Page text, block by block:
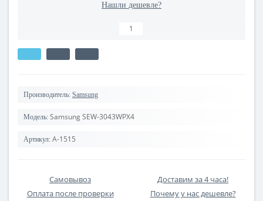
Нашли дешевле?
Производитель: Samsung
Модель: Samsung SEW-3043WPX4
Артикул: A-1515
Самовывоз
Доставим за 4 часа!
Оплата после проверки
Почему у нас дешевле?